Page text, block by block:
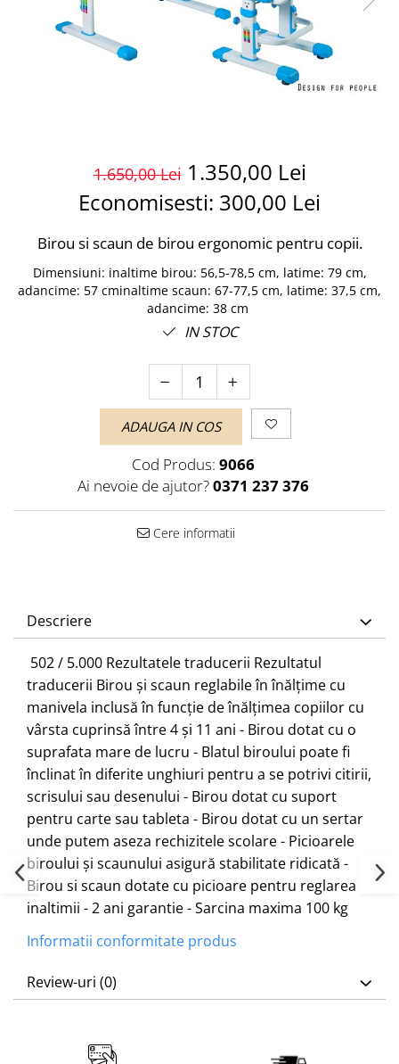
1.650,00 Lei 1.350,00 Lei
Economisesti: 300,00 Lei
Birou si scaun de birou ergonomic pentru copii.
Dimensiuni: inaltime birou: 56,5-78,5 cm, latime: 79 cm,
adancime: 57 cminaltime scaun: 67-77,5 cm, latime: 37,5 cm,
adancime: 38 cm
IN STOC
ADAUGA IN COS
Cod Produs: 9066
Ai nevoie de ajutor?0371 237 376
Cere informatii
Descriere
​ 502 / 5.000 Rezultatele traducerii Rezultatul
traducerii Birou și scaun reglabile în înălțime cu
manivela inclusă în funcție de înălțimea copiilor cu
vârsta cuprinsă între 4 și 11 ani - Birou dotat cu o
suprafata mare de lucru - Blatul biroului poate fi
înclinat în diferite unghiuri pentru a se potrivi citirii,
scrisului sau desenului - Birou dotat cu suport
pentru carte sau tableta - Birou dotat cu un sertar
unde putem aseza rechizitele scolare - Picioarele
biroului și scaunului asigură stabilitate ridicată -
Birou si scaun dotate cu picioare pentru reglarea
inaltimii - 2 ani garantie - Sarcina maxima 100 kg
Informatii conformitate produs
Review-uri (0)